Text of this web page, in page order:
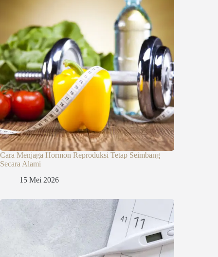
Cara Menjaga Hormon Reproduksi Tetap Seimbang
Secara Alami
15 Mei 2026